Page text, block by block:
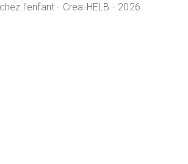
l’enfant - Crea-HELB - 2026